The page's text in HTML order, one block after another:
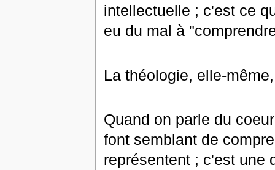
intellectuelle ; c'est ce
eu du mal à
La théologie, elle-
Quand on parle du
font semblant de
représentent ; c'est une